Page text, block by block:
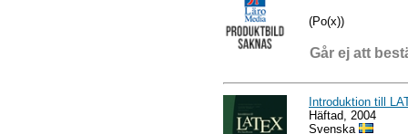
(Po(x))
Går ej att
Introduktion till
Häftad, 2004
Svenska